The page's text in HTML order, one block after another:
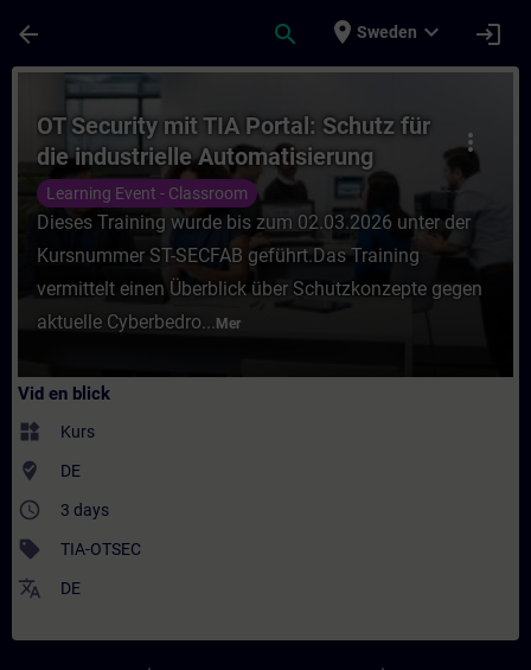
arrow_back search place Sweden expand_more login
Kurs - OT Security mit TIA Portal:
more_vert
OT Security mit TIA Portal: Schutz für
die industrielle Automatisierung
(Präsenz-Training)
Learning Event - Classroom
Dieses Training wurde bis zum 02.03.2026 unter der
Kursnummer ST-SECFAB geführt.Das Training
vermittelt einen Überblick über Schutzkonzepte gegen
aktuelle Cyberbedro... Mer
Vid en blick
widgets Kurs
where_to_vote DE
access_time 3 days
sell TIA-OTSEC
translate DE